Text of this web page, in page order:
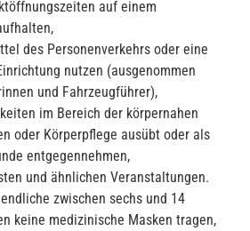
auf einem
des Personenverkehrs oder eine
nutzen (ausgenommen
und Fahrzeugführer),
im Bereich der körpernahen
oder Körperpflege ausübt oder als
entgegennehmen,
und ähnlichen Veranstaltungen.
zwischen sechs und 14
keine medizinische Masken tragen,